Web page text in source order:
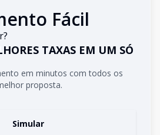
Fácil
TAXAS EM UM SÓ
em minutos com todos os
proposta.
Simular